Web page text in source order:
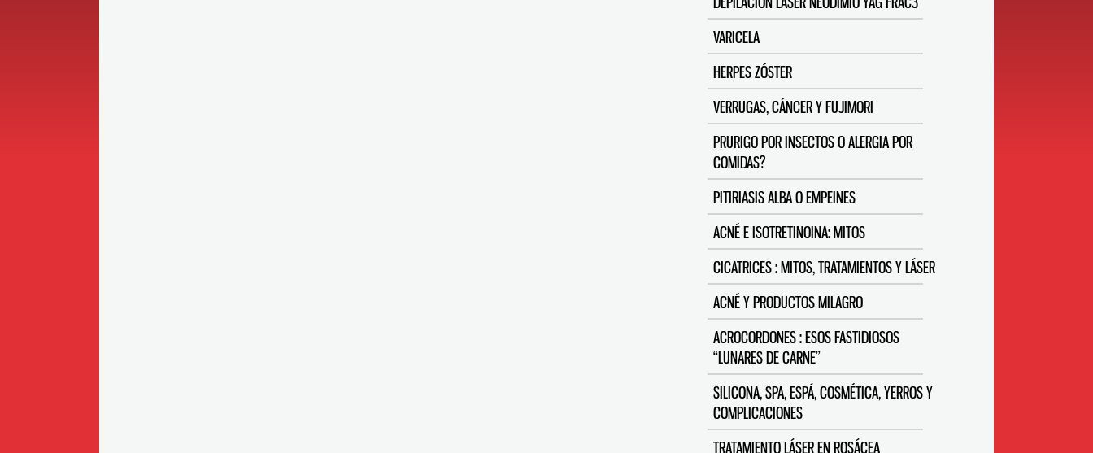
VARICELA
HERPES ZÓSTER
VERRUGAS, CÁNCER Y FUJIMORI
PRURIGO POR INSECTOS O ALERGIA POR
COMIDAS?
PITIRIASIS ALBA O EMPEINES
ACNÉ E ISOTRETINOINA: MITOS
CICATRICES : MITOS, TRATAMIENTOS Y LÁSER
ACNÉ Y PRODUCTOS MILAGRO
ACROCORDONES : ESOS FASTIDIOSOS
“LUNARES DE CARNE”
SILICONA, SPA, ESPÁ, COSMÉTICA, YERROS Y
COMPLICACIONES
TRATAMIENTO LÁSER EN ROSÁCEA